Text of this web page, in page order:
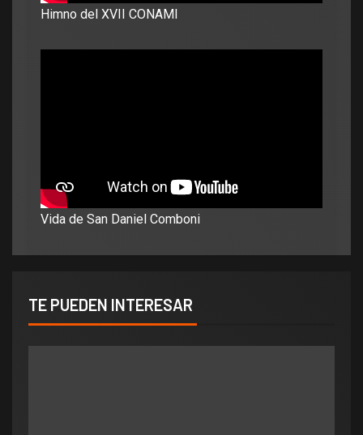
Himno del XVII CONAMI
Vida de San Daniel Comboni
TE PUEDEN INTERESAR